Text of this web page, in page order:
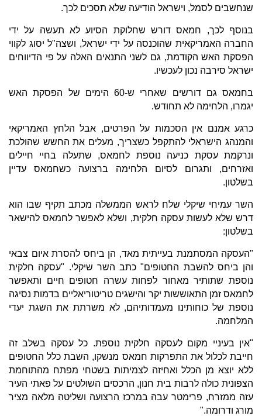
שנחשבים לסמל, וישראל הודיעה שלא תסכים לכך.
בנוסף לכך, חמאס דורש שחלוקת הסיוע לא תעשה על ידי
החברה האמריקאית שהוכנסה על ידי ישראל, ושצה"ל יסוג לקווי
הפסקת האש הקודמת, גם לשני התנאים האלה על פי הדיווחים
ישראל סירבה נכון לעכשיו.
בחמאס גם דורשים שאחרי ש-60 הימים של הפסקת האש
יגמרו, הלחימה לא תחודש.
כרגע אמנם אין הסכמות על הפרטים, אבל הלחץ האמריקאי
והמנהג הישראלי להתקפל כשצריך, מעלים את החשש שהולכת
ונרקמת עסקת כניעה נוספת לחמאס, שתעלה בחיי חיילים
ואזרחים, ותגרום לסיום הלחימה ברצועה כשחמאס עדיין
בשלטון.
השר עמיחי שיקלי שלח לראש הממשלה מכתב תקיף שבו הוא
דרש שלא לעשות עסקה חלקית, ושלא לאפשר לחמאס להישאר
בשלטון:
"העסקה המסתמנת בעייתית מאד, הן ביחס להסרת איום צבאי
והן ביחס להשבת החטופים" כתב השר שיקלי. "עסקה חלקית
נוספת שתותיר מאחור לפחות עשרה חטופים חיים ותאפשר
לחמאס זמן התאוששות יקר והישגים טריטוריאליים בדמות נסיגה
נוספת של כוחותינו מעמדותיהם, לא משרתת את השגת יעדי
המלחמה.
"אין בעיניי מקום לעסקה חלקית נוספת. כל עסקה בשלב זה
חייבת לכלול את התפרקות חמאס מנשקו, השבת כלל החטופים
ללא יוצא מן הכלל ואחיזה לצמיתות בשטחי מפתח מהתוחמת
הצפונית כולה לרבות בית חנון, הרכסים השולטים על פאתי העיר
עזה ממזרח, פרימטר עבה במרכז הרצועה ושליטה מלאה מציר
מורג ודרומה."